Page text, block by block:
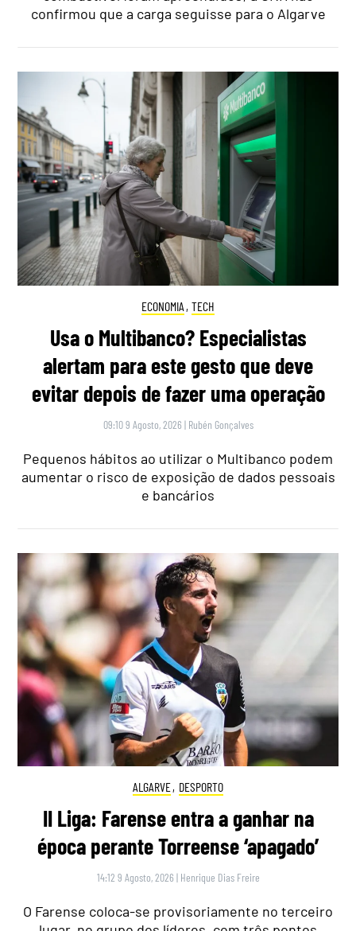
confirmou que a carga seguisse para o Algarve
ECONOMIA , TECH
Usa o Multibanco? Especialistas
alertam para este gesto que deve
evitar depois de fazer uma operação
09:10 9 Agosto, 2026 | Rubén Gonçalves
Pequenos hábitos ao utilizar o Multibanco podem
aumentar o risco de exposição de dados pessoais
e bancários
ALGARVE, DESPORTO
II Liga: Farense entra a ganhar na
época perante Torreense ‘apagado’
14:12 9 Agosto, 2026 | Henrique Dias Freire
O Farense coloca-se provisoriamente no terceiro